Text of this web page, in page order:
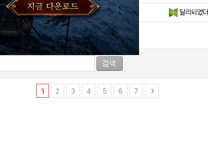
달리되었
1 2 3 4 5 6 7